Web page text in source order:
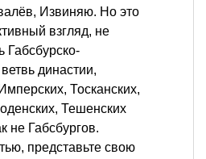
Извиняю. Но это
взгляд, не
Габсбурско-
династии,
Тосканских,
Тешенских
не Габсбургов.
представьте свою